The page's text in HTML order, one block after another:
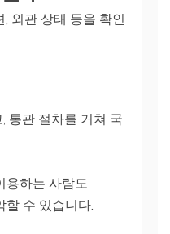
외관 상태 등을 확인
통관 절차를 거쳐 국
용하는 사람도
할 수 있습니다.